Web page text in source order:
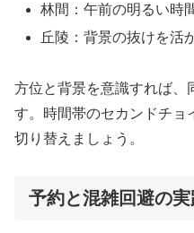
林間：午前の明るい時
丘陵：背景の抜けを活
方位と背景を意識すれば、
す。時間帯のセカンドチョ
切り替えましょう。
予約と混雑回避の実